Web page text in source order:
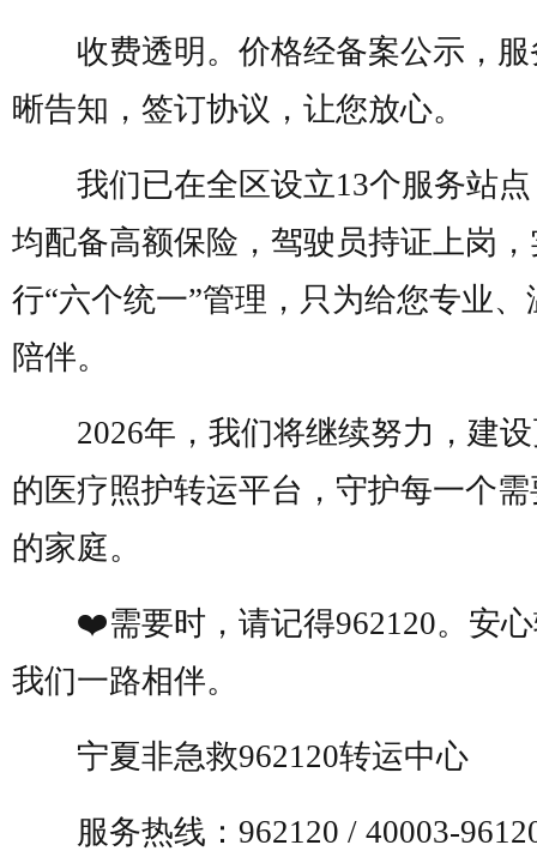
收费透明。 价格经备案公示，
晰告知，签订协议，让您放心。
我们已在全区设立13个服务站
均配备高额保险，驾驶员持证上岗，
行“六个统一”管理，只为给您专业、
陪伴。
2026年，我们将继续努力，建
的医疗照护转运平台，守护每一个
的家庭。
❤需要时，请记得962120。安
我们一路相伴。
宁夏非急救962120转运中心
服务热线： 962120 / 40003-